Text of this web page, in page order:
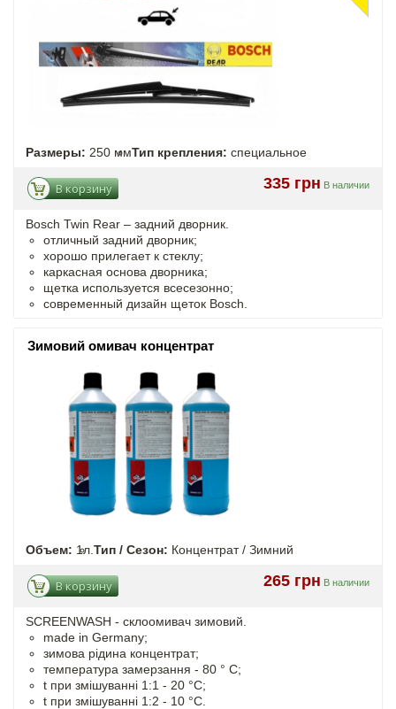
Размеры: 250 ммТип крепления: специальное
335 грн В наличии
В корзину
Bosch Twin Rear – задний дворник.
отличный задний дворник;
хорошо прилегает к стеклу;
каркасная основа дворника;
щетка используется всесезонно;
современный дизайн щеток Bosch.
Зимовий омивач концентрат
Объем: 1л. Тип / Сезон: Концентрат / Зимний
265 грн В наличии
В корзину
SCREENWASH - cклоомивач зимовий.
made in Germany;
зимова рідина концентрат;
температура замерзання - 80 ° C;
t при змішуванні 1:1 - 20 °C;
t при змішуванні 1:2 - 10 °C.